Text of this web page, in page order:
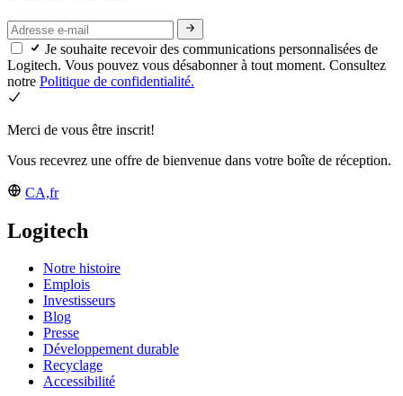
Je souhaite recevoir des communications personnalisées de
Logitech. Vous pouvez vous désabonner à tout moment. Consultez
notre Politique de confidentialité.
Merci de vous être inscrit!
Vous recevrez une offre de bienvenue dans votre boîte de réception.
CA,fr
Logitech
Notre histoire
Emplois
Investisseurs
Blog
Presse
Développement durable
Recyclage
Accessibilité